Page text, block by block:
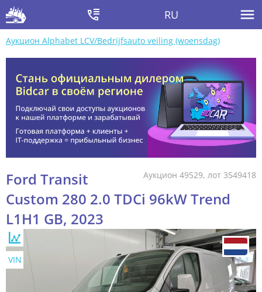
RU
Аукцион Alphabet LCV/Bedrijfsauto veiling (woensdag)
Аукцион 49529, лот 3549418
Ford Transit
Custom 280 2.0 TDCi 96kW Trend
L1H1 GB, 2023
VIN